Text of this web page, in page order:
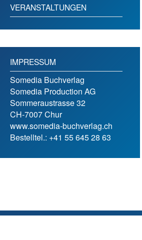
VERANSTALTUNGEN
IMPRESSUM
Somedia Buchverlag
Somedia Production AG
Sommeraustrasse 32
CH-7007 Chur
www.somedia-buchverlag.ch
Bestelltel.: +41 55 645 28 63